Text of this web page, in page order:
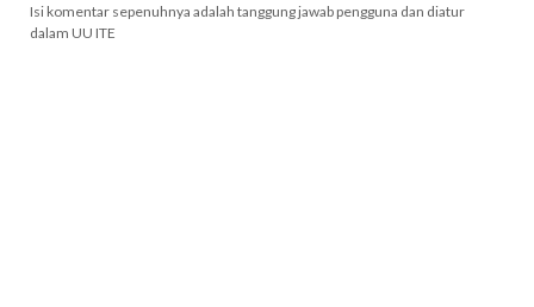
Isi komentar sepenuhnya adalah tanggung jawab pengguna dan diatur
dalam UU ITE